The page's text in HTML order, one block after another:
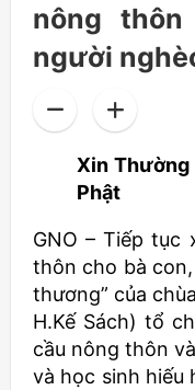
nông
người
Xin Thường
Phật
GNO – Tiếp tục
thôn cho bà
thương” của
H.Kế Sách) tổ
cầu nông thôn
và học sinh hiếu